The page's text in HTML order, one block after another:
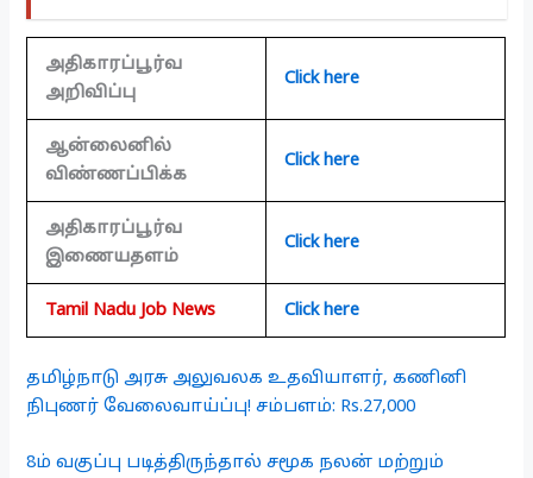
அதிகாரப்பூர்வ
அறிவிப்பு
Click here
ஆன்லைனில்
விண்ணப்பிக்க
Click here
அதிகாரப்பூர்வ
இணையதளம்
Click here
Tamil Nadu Job News Click here
தமிழ்நாடு அரசு அலுவலக உதவியாளர், கணினி
நிபுணர் வேலைவாய்ப்பு! சம்பளம்: Rs.27,000
8ம் வகுப்பு படித்திருந்தால் சமூக நலன் மற்றும்